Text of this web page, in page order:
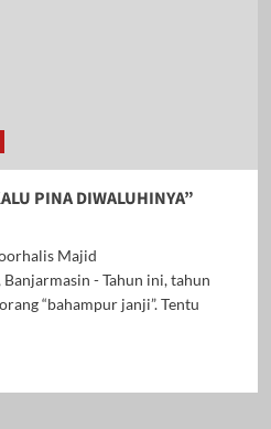
PINA DIWALUHINYA”
Majid
- Tahun ini, tahun
“bahampur janji”. Tentu